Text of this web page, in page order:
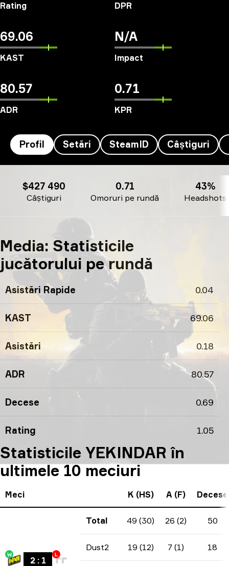
Rating DPR
69.06
KAST
N/A
Impact
80.57
ADR
0.71
KPR
Profil Setări SteamID Câștiguri
Câștiguri
$427 490
Omoruri pe rundă
0.71
Headshots
43%
Media: Statisticile
jucătorului pe rundă
Asistări Rapide 0.04
KAST 69.06
Asistări 0.18
ADR 80.57
Decese 0.69
Rating 1.05
Statisticile YEKINDAR în
ultimele 10 meciuri
Meci K (HS) A (F) Decese
W
2: 1
L
Total 49 (30) 26 (2) 50
Dust2 19 (12) 7 (1) 18